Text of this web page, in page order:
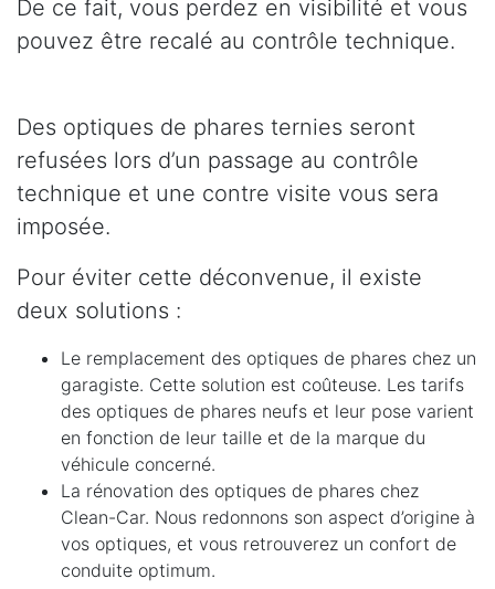
De ce fait, vous perdez en visibilité et vous
pouvez être recalé au contrôle technique.
Des optiques de phares ternies seront
refusées lors d’un passage au contrôle
technique et une contre visite vous sera
imposée.
Pour éviter cette déconvenue, il existe
deux solutions :
Le remplacement des optiques de phares chez un
garagiste. Cette solution est coûteuse. Les tarifs
des optiques de phares neufs et leur pose varient
en fonction de leur taille et de la marque du
véhicule concerné.
La rénovation des optiques de phares chez
Clean-Car. Nous redonnons son aspect d’origine à
vos optiques, et vous retrouverez un confort de
conduite optimum.